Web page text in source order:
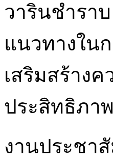
วารินชำรา
แนวทางใน
เสริมสร้าง
ประสิทธิภา
งานประชา